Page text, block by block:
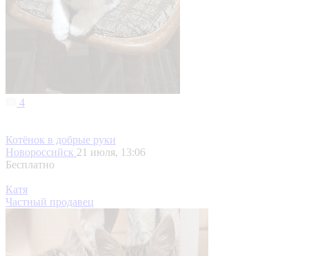
4
Котёнок в добрые руки
Новороссийск 21 июля, 13:06
Бесплатно
Катя
Частный продавец